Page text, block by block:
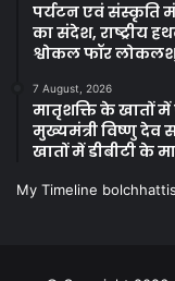
पर्यटन एवं संस्कृति
का संदेश, राष्ट्रीय
श्वोकल फॉर
7 August, 2026
मातृशक्ति के खातों
मुख्यमंत्री विष्णु
खातों में डीबीटी के
My Timeline